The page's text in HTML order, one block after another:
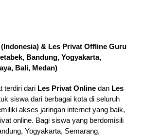
& Les Privat Offline Guru
Bandung, Yogyakarta,
Bali, Medan)
terdiri dari Les Privat Online dan Les
siswa dari berbagai kota di seluruh
akses jaringan internet yang baik,
online. Bagi siswa yang berdomisili
Yogyakarta, Semarang,